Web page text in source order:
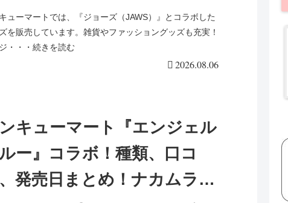
ワイイ11アイテムが2026年
り新発売！
ューマートでは、『ジョーズ（JAWS）』とコラボした
を販売しています。雑貨やファッショングッズも充実！
・・・続きを読む
2026.08.06
キューマート『エンジェル
ー』コラボ！種類、口コ
発売日まとめ！ナカムラく